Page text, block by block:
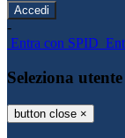
-
Entra con SPID
Seleziona utente
button close ×